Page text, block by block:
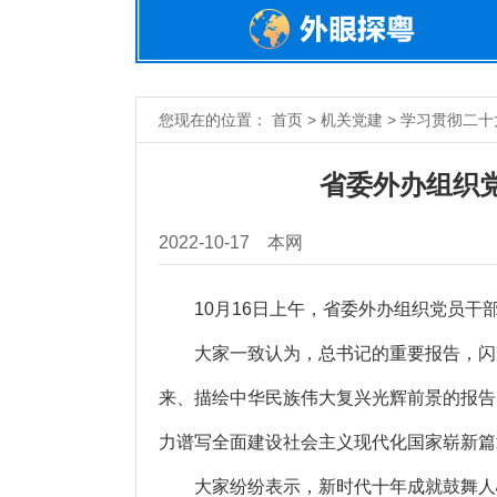
您现在的位置： 首页 > 机关党建 > 学习贯彻二十
省委外办组织
2022-10-17 本网
10月16日上午，省委外办组织党员干部
大家一致认为，总书记的重要报告，闪
来、描绘中华民族伟大复兴光辉前景的报
力谱写全面建设社会主义现代化国家崭新
大家纷纷表示，新时代十年成就鼓舞人